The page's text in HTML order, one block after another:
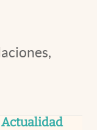
Actualidad